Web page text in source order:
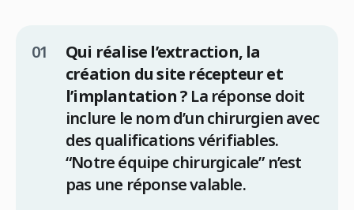
Qui réalise l’extraction, la
création du site récepteur et
l’implantation ? La réponse doit
inclure le nom d’un chirurgien avec
des qualifications vérifiables.
“Notre équipe chirurgicale” n’est
pas une réponse valable.